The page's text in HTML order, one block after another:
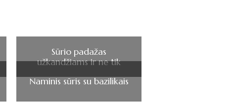
Sūrio padažas
užkandžiams ir ne tik
Naminis sūris su bazilikais